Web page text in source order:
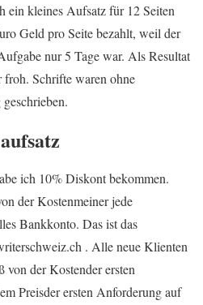
ein kleines Aufsatz für 12 Seiten
Geld pro Seite bezahlt, weil der
nur 5 Tage war. Als Resultat
Schrifte waren ohne
ich 10% Diskont bekommen.
der Kostenmeiner jede
Bankkonto. Das ist das
. Alle neue Klienten
von der Kostender ersten
Preisder ersten Anforderung auf